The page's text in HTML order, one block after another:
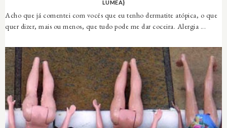
LUMEA}
Acho que já comentei com vocês que eu tenho dermatite atópica, o que
quer dizer, mais ou menos, que tudo pode me dar coceira. Alergia ...